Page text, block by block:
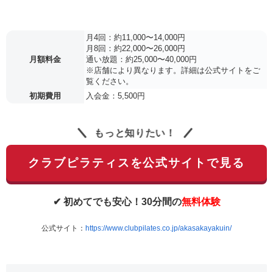
月額料金
月4回：約11,000〜14,000円
月8回：約22,000〜26,000円
通い放題：約25,000〜40,000円
※店舗により異なります。詳細は公式サイトをご
覧ください。
初期費用
入会金：5,500円
もっと知りたい！
クラブピラティスを公式サイトで見る
✔ 初めてでも安心！30分間の無料体験
公式サイト： https://www.clubpilates.co.jp/akasakayakuin/